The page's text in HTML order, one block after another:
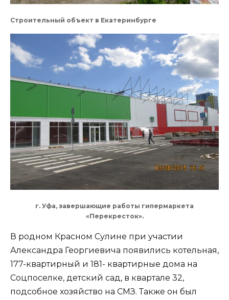
Строительный объект в Екатеринбурге
г. Уфа, завершающие работы гипермаркета
«Перекресток».
В родном Красном Сулине при участии
Александра Георгиевича появились котельная,
177-квартирный и 181- квартирные дома на
Соцпоселке, детский сад, в квартале 32,
подсобное хозяйство на СМЗ. Также он был